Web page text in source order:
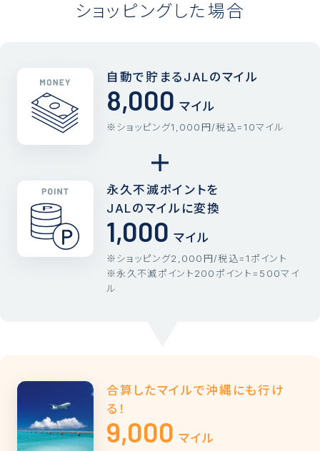
ショッピングした場合
自動で貯まる JALのマイル
8,000 マイル
ショッピング1,000円/税込=10マイル
永久不滅ポイントを
JALのマイルに変換
1,000 マイル
ショッピング2,000円/税込=1ポイント
永久不滅ポイント200ポイント=500マイ
ル
合算したマイルで沖縄 にも行け
る！
9,000 マイル